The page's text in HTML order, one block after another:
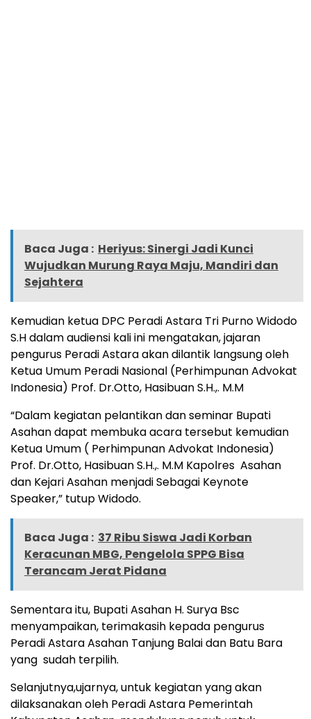
Baca Juga : Heriyus: Sinergi Jadi Kunci
Wujudkan Murung Raya Maju, Mandiri dan
Sejahtera
Kemudian ketua DPC Peradi Astara Tri Purno Widodo
S.H dalam audiensi kali ini mengatakan, jajaran
pengurus Peradi Astara akan dilantik langsung oleh
Ketua Umum Peradi Nasional (Perhimpunan Advokat
Indonesia) Prof. Dr.Otto, Hasibuan S.H.,. M.M
“Dalam kegiatan pelantikan dan seminar Bupati
Asahan dapat membuka acara tersebut kemudian
Ketua Umum ( Perhimpunan Advokat Indonesia)
Prof. Dr.Otto, Hasibuan S.H.,. M.M Kapolres Asahan
dan Kejari Asahan menjadi Sebagai Keynote
Speaker,” tutup Widodo.
Baca Juga : 37 Ribu Siswa Jadi Korban
Keracunan MBG, Pengelola SPPG Bisa
Terancam Jerat Pidana
Sementara itu, Bupati Asahan H. Surya Bsc
menyampaikan, terimakasih kepada pengurus
Peradi Astara Asahan Tanjung Balai dan Batu Bara
yang sudah terpilih.
Selanjutnya,ujarnya, untuk kegiatan yang akan
dilaksanakan oleh Peradi Astara Pemerintah